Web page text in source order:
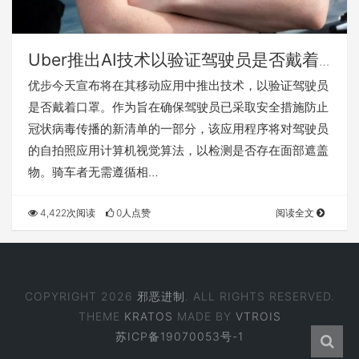
Uber推出AI技术以验证驾驶员是否戴着
口罩
优步今天宣布将在其移动应用中推出技术，以验证驾驶员
是否戴着口罩。作为旨在确保驾驶员已采取安全措施防止
冠状病毒传播的新清单的一部分，该应用程序将对驾驶员
的自拍照应用计算机视觉算法，以检测是否存在面部遮盖
物。骑车者无需遵循相…
4,422次阅读 0人点赞 阅读全文
COPYRIGHT 2026 邪恶进制 . ALL RIGHTS RESERVED.
THEME KRATOS MADE BY VTROIS
苏ICP备19070053号-1